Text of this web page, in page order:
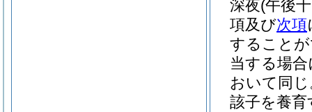
深夜(午後
項及び次項
すること
当する場
おいて同じ
該子を養